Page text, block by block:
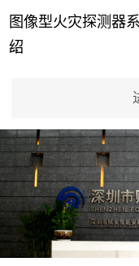
图像型火灾探测器
绍
...
事故频发，传统的火
测方法已无法满足要
尤其是目前众多的大
剧院、会议展览中心
育馆、大型仓库和隧
间等，其建筑结构特